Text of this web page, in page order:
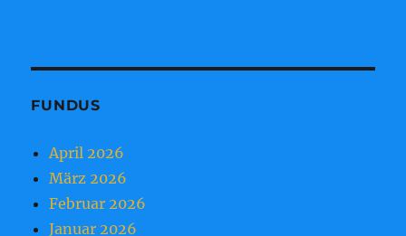
FUNDUS
April 2026
März 2026
Februar 2026
Januar 2026